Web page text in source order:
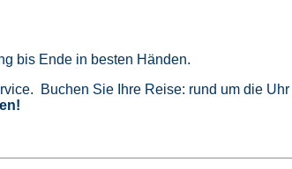
bis Ende in besten Händen.
Buchen Sie Ihre Reise: rund um die